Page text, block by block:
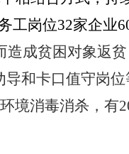
工岗位32家企业
造成贫困对象返
和卡口值守岗
境消毒消杀，有